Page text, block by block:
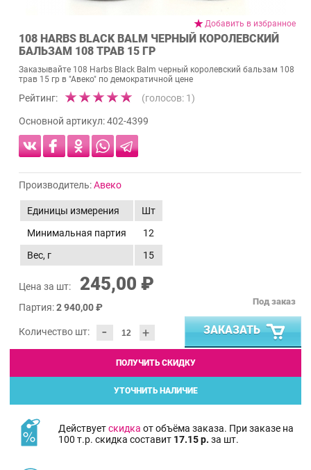
Добавить в избранное
108 HARBS BLACK BALM ЧЕРНЫЙ КОРОЛЕВСКИЙ
БАЛЬЗАМ 108 ТРАВ 15 ГР
Заказывайте 108 Harbs Black Balm черный королевский бальзам 108
трав 15 гр в "Авеко" по демократичной цене
Рейтинг: (голосов: 1)
Основной артикул:402-4399
Производитель:Авеко
Единицы измерения
Шт
Минимальная партия
12
Вес, г
15
Цена за шт: 245,00 ₽
Партия:2 940,00 ₽
Количество шт: - +
Под заказ
ЗАКАЗАТЬ
ПОЛУЧИТЬ СКИДКУ
УТОЧНИТЬ НАЛИЧИЕ
Действуетскидка от объёма заказа. При заказе на
100 т.р. скидка составит 17.15 р. за шт.